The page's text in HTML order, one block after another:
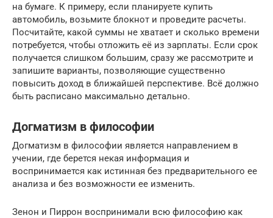
на бумаге. К примеру, если планируете купить
автомобиль, возьмите блокнот и проведите расчеты.
Посчитайте, какой суммы не хватает и сколько времени
потребуется, чтобы отложить её из зарплаты. Если срок
получается слишком большим, сразу же рассмотрите и
запишите варианты, позволяющие существенно
повысить доход в ближайшей перспективе. Всё должно
быть расписано максимально детально.
Догматизм в философии
Догматизм в философии является направлением в
учении, где берется некая информация и
воспринимается как истинная без предварительного ее
анализа и без возможности ее изменить.
Зенон и Пиррон воспринимали всю философию как